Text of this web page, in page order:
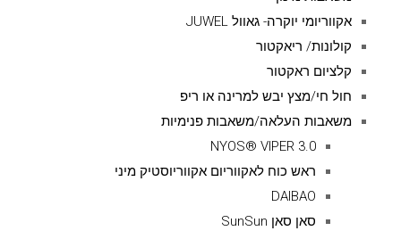
אקווריומי יוקרה- גאוול JUWEL
קולונות/ ריאקטור
קלציום ראקטור
חול חי/מצץ יבש למרינה או ריפ
משאבות העלאה/משאבות פנימיות
NYOS® VIPER 3.0
ראש כוח לאקווריום אקווריוסטיק מיני
DAIBAO
סאן סאן SunSun